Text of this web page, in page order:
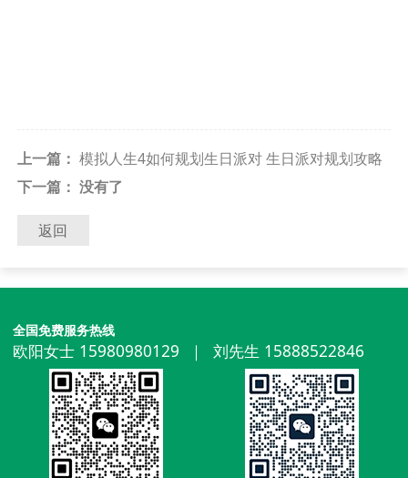
上一篇： 模拟人生4如何规划生日派对 生日派对规划攻略
下一篇： 没有了
返回
全国免费服务热线
欧阳女士 15980980129 ｜ 刘先生 15888522846